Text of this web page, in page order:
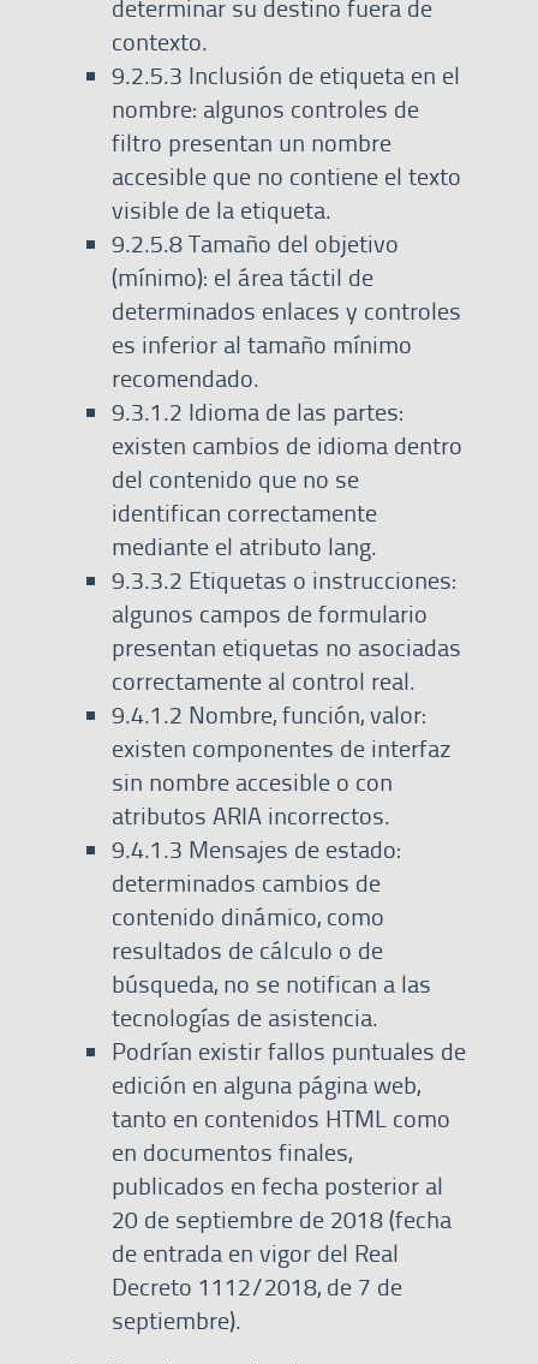
determinar su destino fuera de
contexto.
9.2.5.3 Inclusión de etiqueta en el
nombre: algunos controles de
filtro presentan un nombre
accesible que no contiene el texto
visible de la etiqueta.
9.2.5.8 Tamaño del objetivo
(mínimo): el área táctil de
determinados enlaces y controles
es inferior al tamaño mínimo
recomendado.
9.3.1.2 Idioma de las partes:
existen cambios de idioma dentro
del contenido que no se
identifican correctamente
mediante el atributo lang.
9.3.3.2 Etiquetas o instrucciones:
algunos campos de formulario
presentan etiquetas no asociadas
correctamente al control real.
9.4.1.2 Nombre, función, valor:
existen componentes de interfaz
sin nombre accesible o con
atributos ARIA incorrectos.
9.4.1.3 Mensajes de estado:
determinados cambios de
contenido dinámico, como
resultados de cálculo o de
búsqueda, no se notifican a las
tecnologías de asistencia.
Podrían existir fallos puntuales de
edición en alguna página web,
tanto en contenidos HTML como
en documentos finales,
publicados en fecha posterior al
20 de septiembre de 2018 (fecha
de entrada en vigor del Real
Decreto 1112/2018, de 7 de
septiembre).